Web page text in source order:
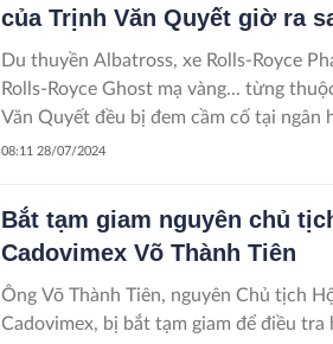
của Trịnh Văn Quyết giờ ra
Du thuyền Albatross, xe Rolls-Royce
Rolls-Royce Ghost mạ vàng... từng
Văn Quyết đều bị đem cầm cố tại ngân
08:11 28/07/2024
Bắt tạm giam nguyên chủ
Cadovimex Võ Thành Tiên
Ông Võ Thành Tiên, nguyên Chủ tịch
Cadovimex, bị bắt tạm giam để điều